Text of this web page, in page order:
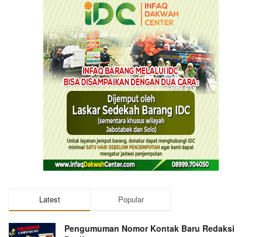
Latest Popular
Pengumuman Nomor Kontak Baru Redaksi